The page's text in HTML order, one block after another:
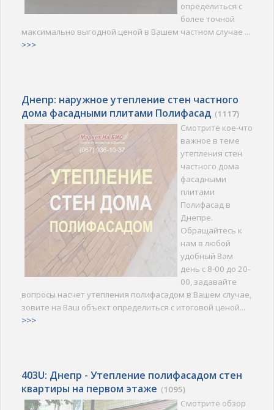
определиться с
более точной
максимально выгодной ценой в Вашем частном случае ...
>>>
Днепр: наружное утепление стен частного
дома фасадными плитами Полифасад (1117)
Смотрите кое-что
важное в теме
утепления стен
частного дома
фасадными
плитами
Полифасад в
Днепре.
Обращайтесь к
нам в любой
удобный Вам
день с 8-00 до 20-
00, задавайте
вопросы насчет утепления полифасадом в Вашем случае,
зовите на Ваш объект определиться с итоговой ценой...
>>>
403U: Днепр - Утепление полифасадом стен
квартиры на первом этаже (1095)
Смотрите обзор